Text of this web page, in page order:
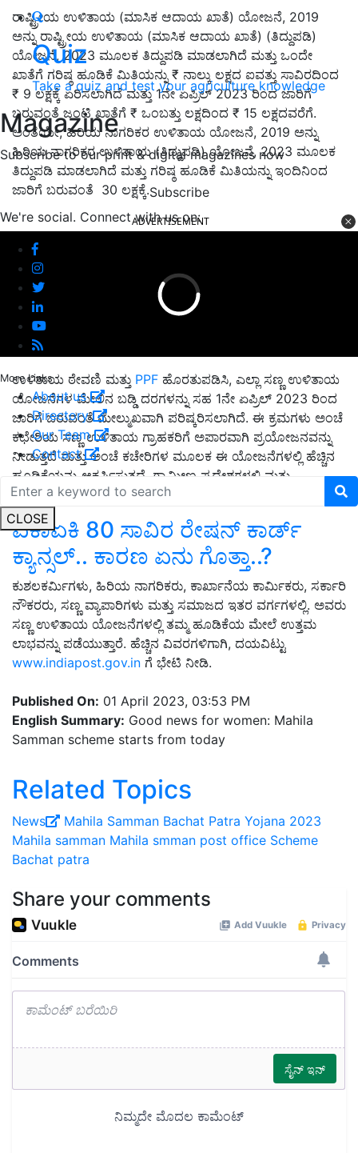
Quiz
Take a quiz and test your agriculture knowledge
Magazine
Subscribe to our print & digital magazines now
Subscribe
We're social. Connect with us on:
More Links
About us
Directory
Our Team
Contact
CLOSE
ರಾಷ್ಟ್ರೀಯ ಉಳಿತಾಯ (ಮಾಸಿಕ ಆದಾಯ ಖಾತೆ) ಯೋಜನೆ, 2019
ಅನ್ನು ರಾಷ್ಟ್ರೀಯ ಉಳಿತಾಯ (ಮಾಸಿಕ ಆದಾಯ ಖಾತೆ) (ತಿದ್ದುಪಡಿ)
ಯೋಜನೆ,2023 ಮೂಲಕ ತಿದ್ದುಪಡಿ ಮಾಡಲಾಗಿದೆ ಮತ್ತು ಒಂದೇ
ಖಾತೆಗೆ ಗರಿಷ್ಠ ಹೂಡಿಕೆ ಮಿತಿಯನ್ನು ₹ ನಾಲ್ಕು ಲಕ್ಷದ ಐವತ್ತು ಸಾವಿರದಿಂದ
₹ 9 ಲಕ್ಷಕ್ಕೆ ಏರಿಸಲಾಗಿದೆ ಮತ್ತು 1ನೇ ಏಪ್ರಿಲ್ 2023 ರಿಂದ ಜಾರಿಗೆ
ಬರುವಂತೆ ಜಂಟಿ ಖಾತೆಗೆ ₹ ಒಂಬತ್ತು ಲಕ್ಷದಿಂದ ₹ 15 ಲಕ್ಷದವರೆಗೆ.
ಅಂತೆಯೇ,ಹಿರಿಯ ನಾಗರಿಕರ ಉಳಿತಾಯ ಯೋಜನೆ, 2019 ಅನ್ನು
ಹಿರಿಯ ನಾಗರಿಕರ ಉಳಿತಾಯ (ತಿದ್ದುಪಡಿ) ಯೋಜನೆ,2023 ಮೂಲಕ
ತಿದ್ದುಪಡಿ ಮಾಡಲಾಗಿದೆ ಮತ್ತು ಗರಿಷ್ಠ ಹೂಡಿಕೆ ಮಿತಿಯನ್ನು ಇಂದಿನಿಂದ
ಜಾರಿಗೆ ಬರುವಂತೆ 30 ಲಕ್ಷಕ್ಕೆ.
ADVERTISEMENT
ಉಳಿತಾಯ ಠೇವಣಿ ಮತ್ತು PPF ಹೊರತುಪಡಿಸಿ, ಎಲ್ಲಾ ಸಣ್ಣ ಉಳಿತಾಯ
ಯೋಜನೆಗಳ ಮೇಲಿನ ಬಡ್ಡಿ ದರಗಳನ್ನು ಸಹ 1ನೇ ಏಪ್ರಿಲ್ 2023 ರಿಂದ
ಜಾರಿಗೆ ಬರುವಂತೆ ಮೇಲ್ಮುಖವಾಗಿ ಪರಿಷ್ಕರಿಸಲಾಗಿದೆ. ಈ ಕ್ರಮಗಳು ಅಂಚೆ
ಕಛೇರಿಯ ಸಣ್ಣ ಉಳಿತಾಯ ಗ್ರಾಹಕರಿಗೆ ಅಪಾರವಾಗಿ ಪ್ರಯೋಜನವನ್ನು
ನೀಡುತ್ತದೆ ಮತ್ತು ಅಂಚೆ ಕಚೇರಿಗಳ ಮೂಲಕ ಈ ಯೋಜನೆಗಳಲ್ಲಿ ಹೆಚ್ಚಿನ
ಹೂಡಿಕೆಯನ್ನು ಆಕರ್ಷಿಸುತ್ತದೆ. ಗ್ರಾಮೀಣ ಪ್ರದೇಶಗಳಲ್ಲಿ ಮತ್ತು
ಹುಡುಗಿಯರು, ಮಹಿಳೆಯರು, ರೈತರು,
ಏಕಾಏಕಿ 80 ಸಾವಿರ ರೇಷನ್‌ ಕಾರ್ಡ್‌
ಕ್ಯಾನ್ಸಲ್‌.. ಕಾರಣ ಏನು ಗೊತ್ತಾ..?
ಕುಶಲಕರ್ಮಿಗಳು, ಹಿರಿಯ ನಾಗರಿಕರು, ಕಾರ್ಖಾನೆಯ ಕಾರ್ಮಿಕರು, ಸರ್ಕಾರಿ
ನೌಕರರು, ಸಣ್ಣ ವ್ಯಾಪಾರಿಗಳು ಮತ್ತು ಸಮಾಜದ ಇತರ ವರ್ಗಗಳಲ್ಲಿ. ಅವರು
ಸಣ್ಣ ಉಳಿತಾಯ ಯೋಜನೆಗಳಲ್ಲಿ ತಮ್ಮ ಹೂಡಿಕೆಯ ಮೇಲೆ ಉತ್ತಮ
ಲಾಭವನ್ನು ಪಡೆಯುತ್ತಾರೆ. ಹೆಚ್ಚಿನ ವಿವರಗಳಿಗಾಗಿ, ದಯವಿಟ್ಟು
www.indiapost.gov.in ಗೆ ಭೇಟಿ ನೀಡಿ.
Published On: 01 April 2023, 03:53 PM
English Summary: Good news for women: Mahila
Samman scheme starts from today
Related Topics
News
Mahila Samman Bachat Patra Yojana 2023
Mahila samman Mahila smman post office Scheme
Bachat patra
Share your comments